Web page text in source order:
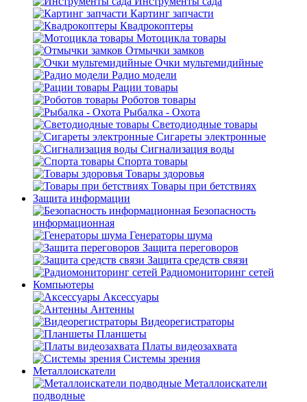
Картинг запчасти
Квадрокоптеры
Мотоцикла товары
Отмычки замков
Очки мультемидийные
Радио модели
Рации товары
Роботов товары
Рыбалка - Охота
Светодиодные товары
Сигареты электронные
Сигнализация воды
Спорта товары
Товары здоровья
Товары при бетствиях
Защита информации
Безопасность
информационная
Генераторы шума
Защита переговоров
Защита средств связи
Радиомониторинг сетей
Компьютеры
Аксессуары
Антенны
Видеорегистраторы
Планшеты
Платы видеозахвата
Системы зрения
Металлоискатели
Металлоискатели
подводные